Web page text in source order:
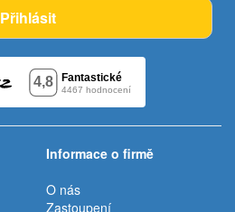
Přihlásit
Informace o firmě
O nás
Zastoupení